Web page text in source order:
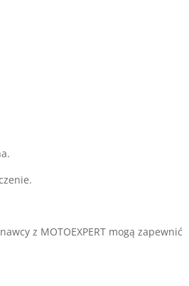
z MOTOEXPERT mogą zapewnić